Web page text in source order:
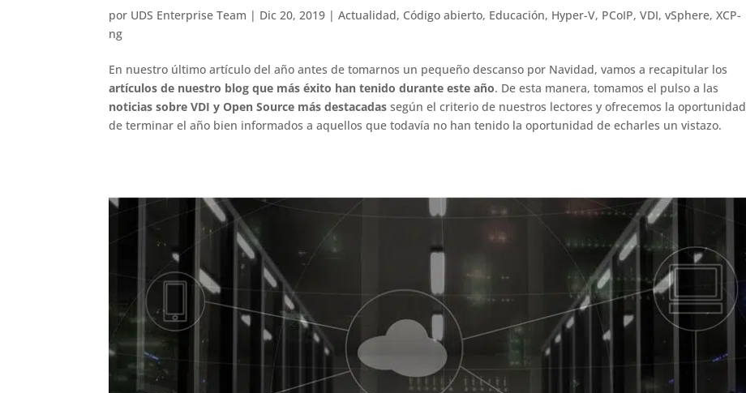
por UDS Enterprise Team | Dic 20, 2019 |Actualidad, Código abierto, Educación, Hyper-V, PCoIP,VDI,vSphere,XCP-
ng
En nuestro último artículo del año antes de tomarnos un pequeño descanso por Navidad, vamos a recapitular los
artículos de nuestro blog que más éxito han tenido durante este año. De esta manera, tomamos el pulso a las
noticias sobre VDI y Open Source más destacadas según el criterio de nuestros lectores y ofrecemos la oportunidad
de terminar el año bien informados a aquellos que todavía no han tenido la oportunidad de echarles un vistazo.